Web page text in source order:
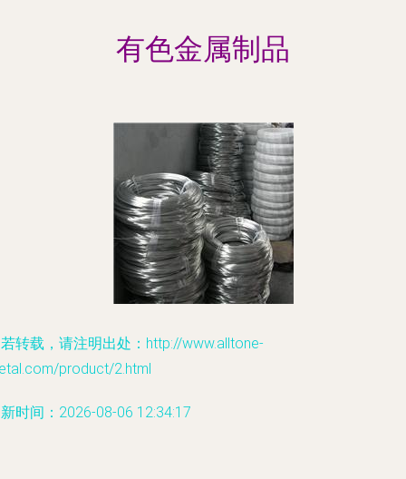
有色金属制品
转载，请注明出处：http://www.alltone-
product/2.html
时间：2026-08-06 12:34:17